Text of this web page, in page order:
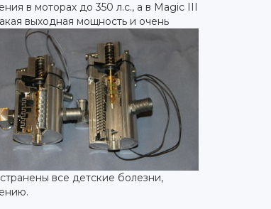
в моторах до 350 л.с., а в Magic III
выходная мощность и очень
все детские болезни,